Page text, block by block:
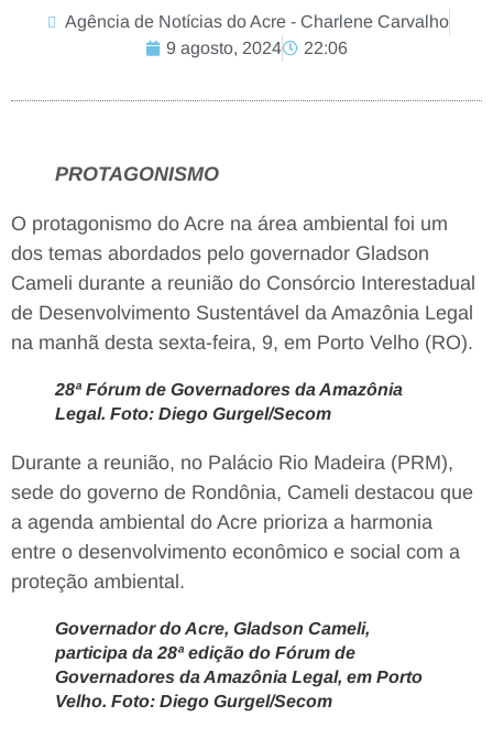
Agência de Notícias do Acre - Charlene Carvalho
9 agosto, 2024
22:06
PROTAGONISMO
O protagonismo do Acre na área ambiental foi um
dos temas abordados pelo governador Gladson
Cameli durante a reunião do Consórcio Interestadual
de Desenvolvimento Sustentável da Amazônia Legal
na manhã desta sexta-feira, 9, em Porto Velho (RO).
28ª Fórum de Governadores da Amazônia
Legal. Foto: Diego Gurgel/Secom
Durante a reunião, no Palácio Rio Madeira (PRM),
sede do governo de Rondônia, Cameli destacou que
a agenda ambiental do Acre prioriza a harmonia
entre o desenvolvimento econômico e social com a
proteção ambiental.
Governador do Acre, Gladson Cameli,
participa da 28ª edição do Fórum de
Governadores da Amazônia Legal, em Porto
Velho. Foto: Diego Gurgel/Secom